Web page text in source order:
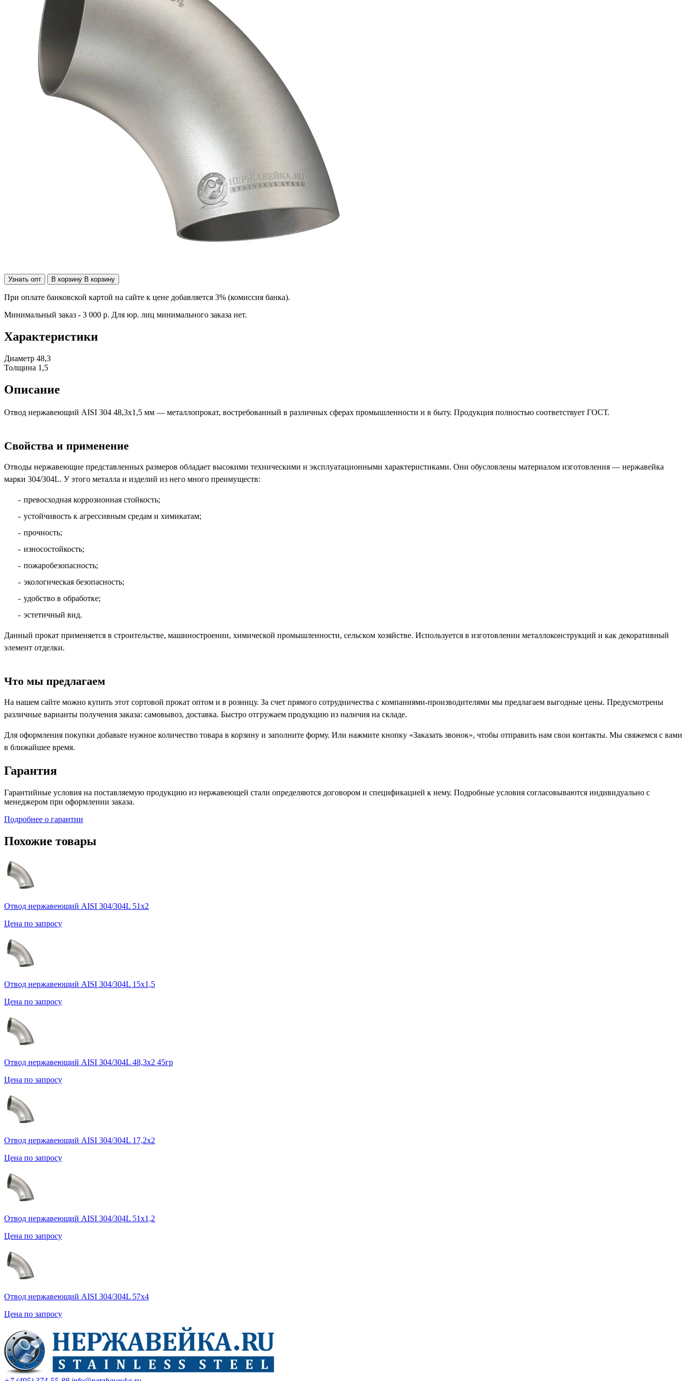
Узнать опт В корзину В корзину
При оплате банковской картой на сайте к цене добавляется 3% (комиссия банка).
Минимальный заказ - 3 000 р. Для юр. лиц минимального заказа нет.
Характеристики
Диаметр 48,3
Толщина 1,5
Описание
Отвод нержавеющий AISI 304 48,3х1,5 мм — металлопрокат, востребованный в различных сферах промышленности и в быту. Продукция полностью соответствует ГОСТ.
Свойства и применение
Отводы нержавеющие представленных размеров обладает высокими техническими и эксплуатационными характеристиками. Они обусловлены материалом изготовления — нержавейка
марки 304/304L. У этого металла и изделий из него много преимуществ:
превосходная коррозионная стойкость;
устойчивость к агрессивным средам и химикатам;
прочность;
износостойкость;
пожаробезопасность;
экологическая безопасность;
удобство в обработке;
эстетичный вид.
Данный прокат применяется в строительстве, машиностроении, химической промышленности, сельском хозяйстве. Используется в изготовлении металлоконструкций и как декоративный
элемент отделки.
Что мы предлагаем
На нашем сайте можно купить этот сортовой прокат оптом и в розницу. За счет прямого сотрудничества с компаниями-производителями мы предлагаем выгодные цены. Предусмотрены
различные варианты получения заказа: самовывоз, доставка. Быстро отгружаем продукцию из наличия на складе.
Для оформления покупки добавьте нужное количество товара в корзину и заполните форму. Или нажмите кнопку «Заказать звонок», чтобы отправить нам свои контакты. Мы свяжемся с вами
в ближайшее время.
Гарантия
Гарантийные условия на поставляемую продукцию из нержавеющей стали определяются договором и спецификацией к нему. Подробные условия согласовываются индивидуально с
менеджером при оформлении заказа.
Подробнее о гарантии
Похожие товары
Отвод нержавеющий AISI 304/304L 51х2
Цена по запросу
Отвод нержавеющий AISI 304/304L 15х1,5
Цена по запросу
Отвод нержавеющий AISI 304/304L 48,3х2 45гр
Цена по запросу
Отвод нержавеющий AISI 304/304L 17,2х2
Цена по запросу
Отвод нержавеющий AISI 304/304L 51х1,2
Цена по запросу
Отвод нержавеющий AISI 304/304L 57х4
Цена по запросу